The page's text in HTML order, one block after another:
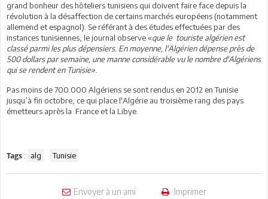
grand bonheur des hôteliers tunisiens qui doivent faire face depuis la
révolution à la désaffection de certains marchés européens (notamment
allemend et espagnol). Se référant à des études effectuées par des
instances tunisiennes, le journal observe «que le touriste algérien est
classé parmi les plus dépensiers. En moyenne, l'Algérien dépense près de
500 dollars par semaine, une manne considérable vu le nombre d'Algériens
qui se rendent en Tunisie».
Pas moins de 700.000 Algériens se sont rendus en 2012 en Tunisie
jusqu’à fin octobre, ce qui place l'Algérie au troisième rang des pays
émetteurs après la France et la Libye.
Tags : alg Tunisie
Envoyer à un ami Imprimer